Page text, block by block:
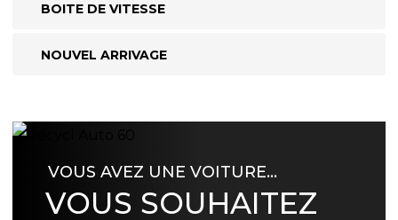
BOITE DE VITESSE
NOUVEL ARRIVAGE
VOUS AVEZ UNE VOITURE…
VOUS SOUHAITEZ